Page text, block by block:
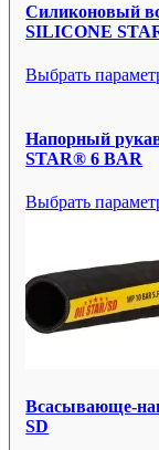
Силиконовый
SILICONE
Выбрать
Напорный
STAR® 6 BAR
Выбрать
Всасывающе-
SD